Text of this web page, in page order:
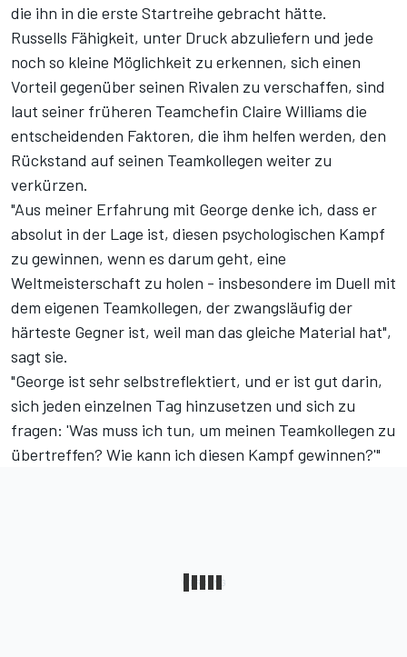
die ihn in die erste Startreihe gebracht hätte.
Russells Fähigkeit, unter Druck abzuliefern und jede
noch so kleine Möglichkeit zu erkennen, sich einen
Vorteil gegenüber seinen Rivalen zu verschaffen, sind
laut seiner früheren Teamchefin Claire Williams die
entscheidenden Faktoren, die ihm helfen werden, den
Rückstand auf seinen Teamkollegen weiter zu
verkürzen.
"Aus meiner Erfahrung mit George denke ich, dass er
absolut in der Lage ist, diesen psychologischen Kampf
zu gewinnen, wenn es darum geht, eine
Weltmeisterschaft zu holen - insbesondere im Duell mit
dem eigenen Teamkollegen, der zwangsläufig der
härteste Gegner ist, weil man das gleiche Material hat",
sagt sie.
"George ist sehr selbstreflektiert, und er ist gut darin,
sich jeden einzelnen Tag hinzusetzen und sich zu
fragen: 'Was muss ich tun, um meinen Teamkollegen zu
übertreffen? Wie kann ich diesen Kampf gewinnen?'"